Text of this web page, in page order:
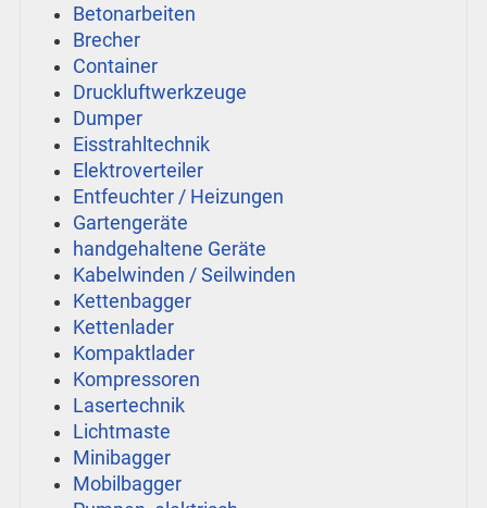
Betonarbeiten
Brecher
Container
Druckluftwerkzeuge
Dumper
Eisstrahltechnik
Elektroverteiler
Entfeuchter / Heizungen
Gartengeräte
handgehaltene Geräte
Kabelwinden / Seilwinden
Kettenbagger
Kettenlader
Kompaktlader
Kompressoren
Lasertechnik
Lichtmaste
Minibagger
Mobilbagger